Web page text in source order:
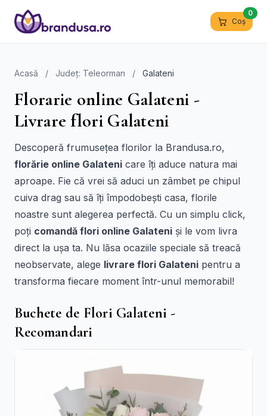
Coș
0
Acasă / Județ: Teleorman / Galateni
Florarie online Galateni -
Livrare flori Galateni
Descoperă frumusețea florilor la Brandusa.ro,
florărie online Galateni care îți aduce natura mai
aproape. Fie că vrei să aduci un zâmbet pe chipul
cuiva drag sau să îți împodobești casa, florile
noastre sunt alegerea perfectă. Cu un simplu click,
poți comandă flori online Galateni și le vom livra
direct la ușa ta. Nu lăsa ocaziile speciale să treacă
neobservate, alege livrare flori Galateni pentru a
transforma fiecare moment într-unul memorabil!
Buchete de Flori Galateni -
Recomandari